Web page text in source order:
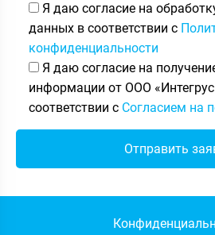
Я даю согласие на
данных в соответствии с
конфиденциальности
Я даю согласие на
информации от ООО
соответствии с Согласием на